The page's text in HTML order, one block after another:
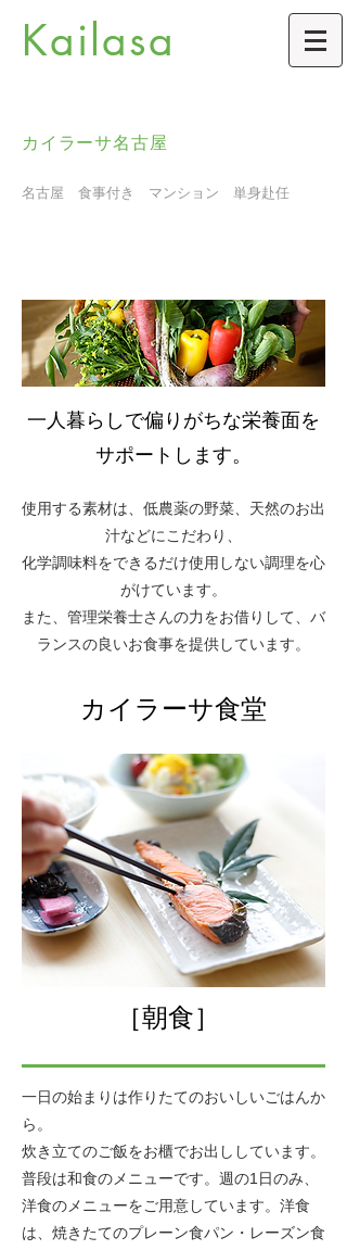
Kailasa
カイラーサ名古屋
名古屋 食事付き マンション 単身赴任
一人暮らしで偏りがちな栄養面を
サポートします。
使用する素材は、低農薬の野菜、天然のお出
汁などにこだわり、
化学調味料をできるだけ使用しない調理を心
がけています。
また、管理栄養士さんの力をお借りして、バ
ランスの良いお食事を提供しています。
カイラーサ食堂
［朝食］
一日の始まりは作りたてのおいしいごはんか
ら。
炊き立てのご飯をお櫃でお出ししています。
普段は和食のメニューです。週の1日のみ、
洋食のメニューをご用意しています。洋食
は、焼きたてのプレーン食パン・レーズン食